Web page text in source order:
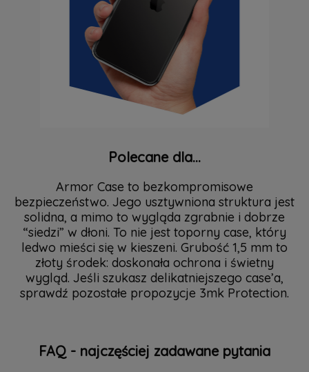
Polecane dla...
Armor Case to bezkompromisowe
bezpieczeństwo. Jego usztywniona struktura jest
solidna, a mimo to wygląda zgrabnie i dobrze
“siedzi” w dłoni. To nie jest toporny case, który
ledwo mieści się w kieszeni. Grubość 1,5 mm to
złoty środek: doskonała ochrona i świetny
wygląd. Jeśli szukasz delikatniejszego case’a,
sprawdź pozostałe propozycje 3mk Protection.
FAQ - najczęściej zadawane pytania